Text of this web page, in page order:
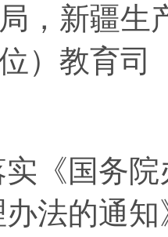
，新疆生
）教育司
国务院
法的通